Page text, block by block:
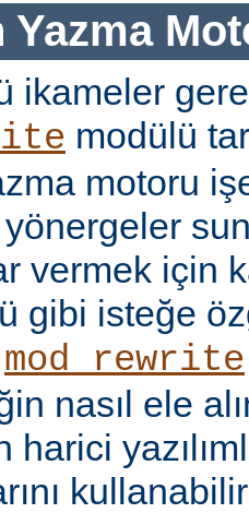
Yazma
ikameler
modülü
motoru
vermek için
gibi isteğe
mod_rewrite
nasıl ele